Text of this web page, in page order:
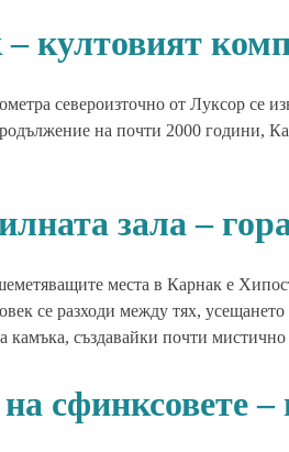
култовият
североизточно от Луксор се
на почти 2000 години,
зала –
места в Карнак е
се разходи между тях,
камъка, създавайки почти
сфинксовете –